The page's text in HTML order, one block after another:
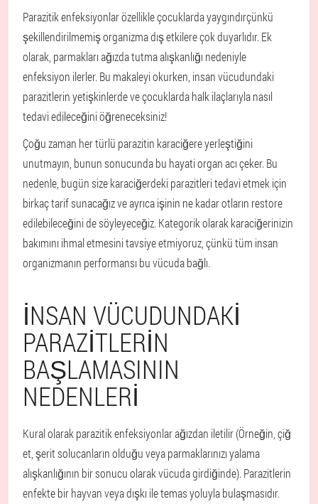
Parazitik enfeksiyonlar özellikle çocuklarda yaygındırçünkü
şekillendirilmemiş organizma dış etkilere çok duyarlıdır. Ek
olarak, parmakları ağızda tutma alışkanlığı nedeniyle
enfeksiyon ilerler. Bu makaleyi okurken, insan vücudundaki
parazitlerin yetişkinlerde ve çocuklarda halk ilaçlarıyla nasıl
tedavi edileceğini öğreneceksiniz!
Çoğu zaman her türlü parazitin karaciğere yerleştiğini
unutmayın, bunun sonucunda bu hayati organ acı çeker. Bu
nedenle, bugün size karaciğerdeki parazitleri tedavi etmek için
birkaç tarif sunacağız ve ayrıca işinin ne kadar otların restore
edilebileceğini de söyleyeceğiz. Kategorik olarak karaciğerinizin
bakımını ihmal etmesini tavsiye etmiyoruz, çünkü tüm insan
organizmanın performansı bu vücuda bağlı.
İNSAN VÜCUDUNDAKI
PARAZITLERIN
BAŞLAMASININ
NEDENLERI
Kural olarak parazitik enfeksiyonlar ağızdan iletilir(Örneğin, çiğ
et, şerit solucanların olduğu veya parmaklarınızı yalama
alışkanlığının bir sonucu olarak vücuda girdiğinde). Parazitlerin
enfekte bir hayvan veya dışkı ile temas yoluyla bulaşmasıdır.